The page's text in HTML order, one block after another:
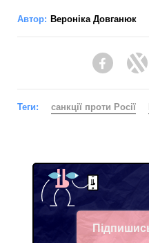
Автор: Вероніка Довганюк
Теги: санкції проти Росії
Telegram